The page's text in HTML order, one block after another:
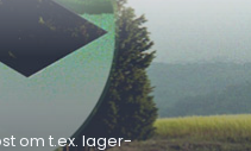
om t.ex. lager-